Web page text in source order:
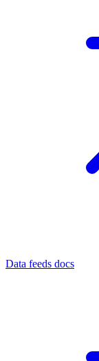
Data feeds docs